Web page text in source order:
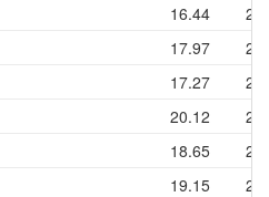
16.44
17.97
17.27
20.12
18.65
19.15